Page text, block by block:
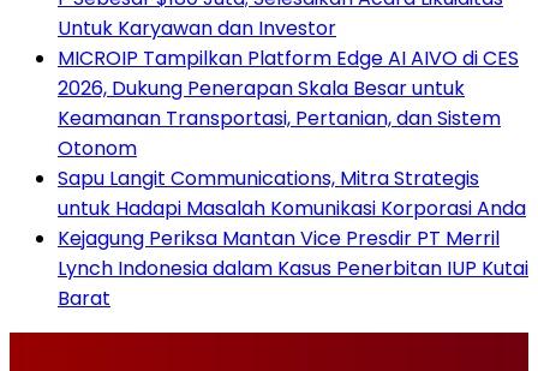
Untuk Karyawan dan Investor
MICROIP Tampilkan Platform Edge AI AIVO di CES
2026, Dukung Penerapan Skala Besar untuk
Keamanan Transportasi, Pertanian, dan Sistem
Otonom
Sapu Langit Communications, Mitra Strategis
untuk Hadapi Masalah Komunikasi Korporasi Anda
Kejagung Periksa Mantan Vice Presdir PT Merril
Lynch Indonesia dalam Kasus Penerbitan IUP Kutai
Barat